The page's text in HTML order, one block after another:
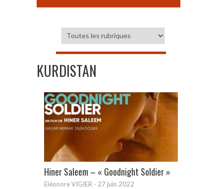
KURDISTAN
Hiner Saleem – « Goodnight Soldier »
Eléonore VIGIER - 27 juin 2022